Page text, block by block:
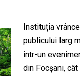
Instituția
publicului larg
într-un
din Focșani,